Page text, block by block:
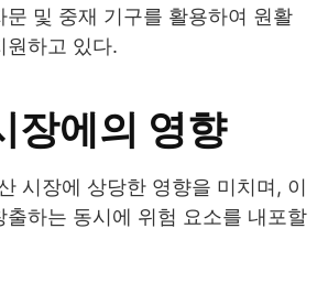
문 및 중재 기구를 활용하여 원활
원하고 있다.
장에의 영향
시장에 상당한 영향을 미치며, 이
출하는 동시에 위험 요소를 내포할